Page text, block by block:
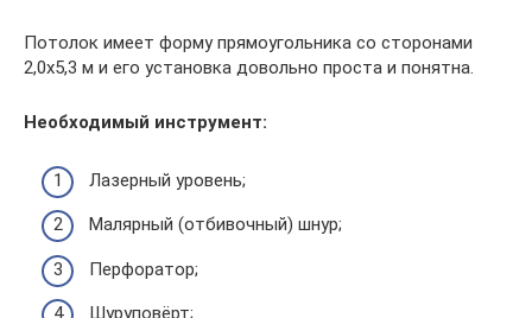
Потолок имеет форму прямоугольника со сторонами
2,0х5,3 м и его установка довольно проста и понятна.
Необходимый инструмент:
Лазерный уровень;
Малярный (отбивочный) шнур;
Перфоратор;
Шуруповёрт;